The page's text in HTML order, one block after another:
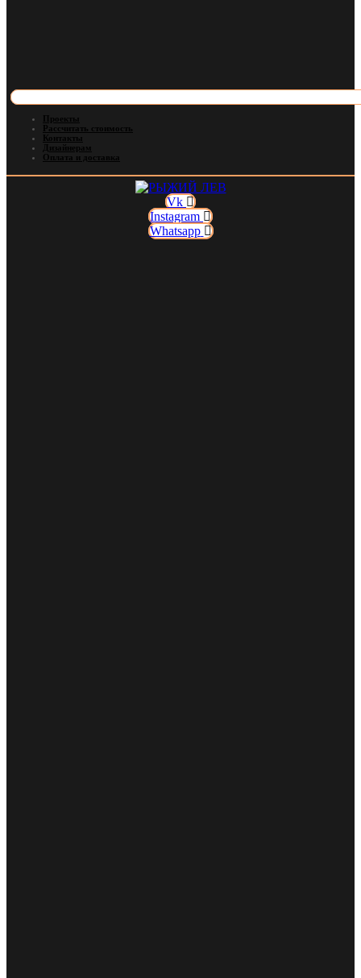
Проекты
Рассчитать стоимость
Контакты
Дизайнерам
Оплата и доставка
Vk
Instagram
Whatsapp